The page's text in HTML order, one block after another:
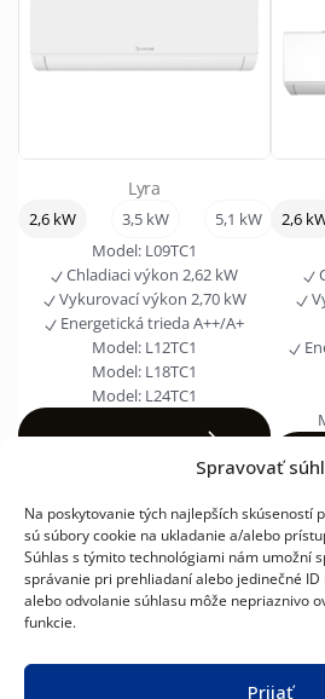
Spravovať
Na poskytovanie tých najlepších skúseností
sú súbory cookie na ukladanie a/alebo
Súhlas s týmito technológiami nám umožní
správanie pri prehliadaní alebo jedinečné
alebo odvolanie súhlasu môže nepriaznivo
funkcie.
Prijať
Lyra
2,6 kW 3,5 kW 5,1 kW
Model: L09TC1
Chladiaci výkon 2,62 kW
Vykurovací výkon 2,70 kW
Energetická triedaA++/A+
Model: L12TC1
Model: L18TC1
Model: L24TC1
Zobraziť produkt
2,6
Novinky
KLIMATIZÁCIE
TEPELNÉ